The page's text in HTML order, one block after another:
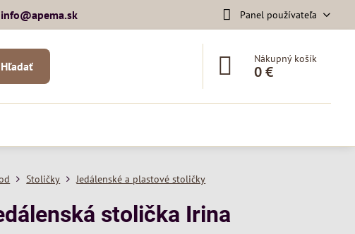
info​@apema​.sk Panel používateľa
Hľadať
Nákupný košík
0 €
Stoličky Jedálenské a plastové stoličky
stolička Irina